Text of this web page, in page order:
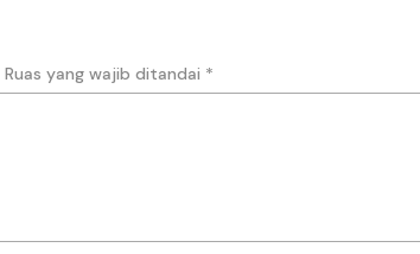
Ruas yang wajib ditandai *